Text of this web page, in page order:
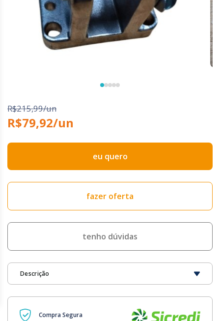
R$215,99/un
R$79,92/un
eu quero
fazer oferta
tenho dúvidas
Descrição
Compra Segura